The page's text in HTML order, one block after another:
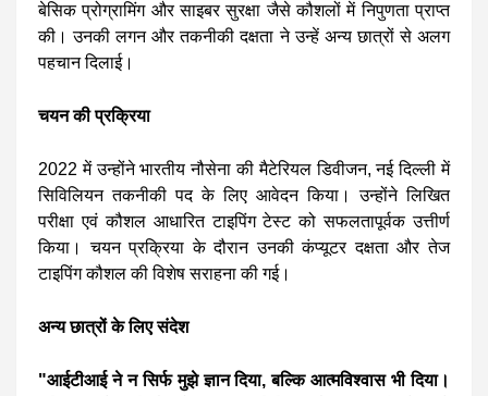
बेसिक प्रोग्रामिंग और साइबर सुरक्षा जैसे कौशलों में निपुणता प्राप्त
की। उनकी लगन और तकनीकी दक्षता ने उन्हें अन्य छात्रों से अलग
पहचान दिलाई।
चयन की प्रक्रिया
2022 में उन्होंने भारतीय नौसेना की मैटेरियल डिवीजन, नई दिल्ली में
सिविलियन तकनीकी पद के लिए आवेदन किया। उन्होंने लिखित
परीक्षा एवं कौशल आधारित टाइपिंग टेस्ट को सफलतापूर्वक उत्तीर्ण
किया। चयन प्रक्रिया के दौरान उनकी कंप्यूटर दक्षता और तेज
टाइपिंग कौशल की विशेष सराहना की गई।
अन्य छात्रों के लिए संदेश
"आईटीआई ने न सिर्फ मुझे ज्ञान दिया, बल्कि आत्मविश्वास भी दिया।